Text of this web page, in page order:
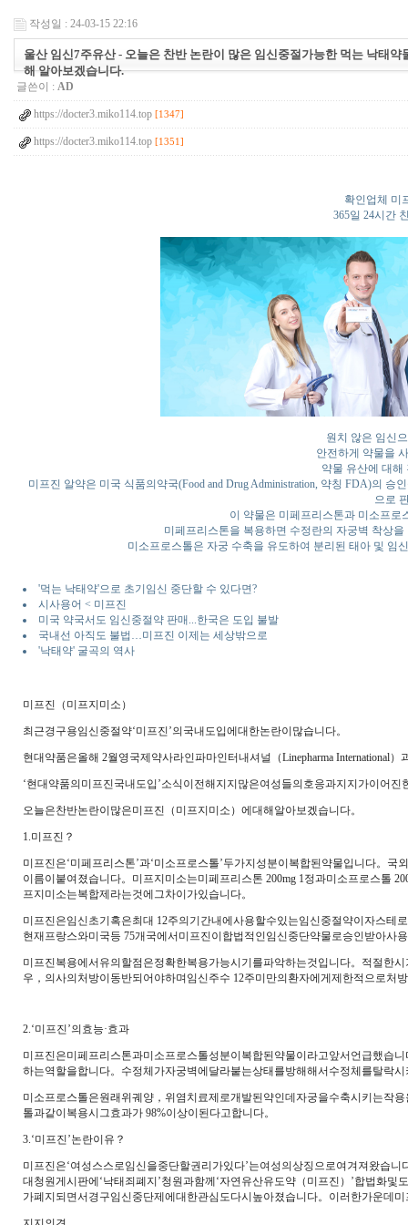
작성일 : 24-03-15 22:16
울산 임신7주유산 - 오늘은 찬반 논란이 많은 임신중절가능한 먹는 낙태
해 알아보겠습니다.
글쓴이 : AD
https://docter3.miko114.top [1347]
https://docter3.miko114.top [1351]
확인업체 미
365일 24시간
원치 않은 임신
안전하게 약물을
약물 유산에 대해
미프진 알약은 미국 식품의약국(Food and Drug Administration, 약칭 FDA)의
으로
이 약물은 미페프리스톤과 미소프로
미페프리스톤을 복용하면 수정란의 자궁벽 착상
미소프로스톨은 자궁 수축을 유도하여 분리된 태아 및 임
'먹는 낙태약'으로 초기임신 중단할 수 있다면?
시사용어 < 미프진
미국 약국서도 임신중절약 판매...한국은 도입 불발
국내선 아직도 불법…미프진 이제는 세상밖으로
'낙태약' 굴곡의 역사
미프진（미프지미소）
최근경구용임신중절약‘미프진’의국내도입에대한논란이많습니다。
현대약품은올해 2월영국제약사라인파마인터내셔널（Linepharma International
‘현대약품의미프진국내도입’소식이전해지지많은여성들의호응과지지가이어
오늘은찬반논란이많은미프진（미프지미소）에대해알아보겠습니다。
1.미프진？
미프진은‘미페프리스톤’과‘미소프로스톨’두가지성분이복합된약물입니다。
이름이붙여졌습니다。미프지미소는미페프리스톤 200mg 1정과미소프로스톨
프지미소는복합제라는것에그차이가있습니다。
미프진은임신초기혹은최대 12주의기간내에사용할수있는임신중절약이자스
현재프랑스와미국등 75개국에서미프진이합법적인임신중단약물로승인받아사
미프진복용에서유의할점은정확한복용가능시기를파악하는것입니다。적절한
우，의사의처방이동반되어야하며임신주수 12주미만의환자에게제한적으로처
2.‘미프진’의효능·효과
미프진은미페프리스톤과미소프로스톨성분이복합된약물이라고앞서언급했습
하는역할을합니다。수정체가자궁벽에달라붙는상태를방해해서수정체를탈락
미소프로스톨은원래위궤양，위염치료제로개발된약인데자궁을수축시키는작
톨과같이복용시그효과가 98%이상이된다고합니다。
3.‘미프진’논란이유？
미프진은‘여성스스로임신을중단할권리가있다’는여성의상징으로여겨져왔습
대청원게시판에‘낙태죄폐지’청원과함께‘자연유산유도약（미프진）’합법화
가폐지되면서경구임신중단제에대한관심도다시높아졌습니다。이러한가운데